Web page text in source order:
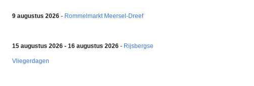
9 augustus 2026- Rommelmarkt Meersel-Dreef
15 augustus 2026 - 16 augustus 2026- Rijsbergse
Vliegerdagen